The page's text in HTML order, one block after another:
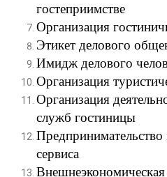
гостеприимстве
Организация
Этикет делового
Имидж делового
Организация
Организация
служб гостиницы
сервиса
Внешнеэкономическая